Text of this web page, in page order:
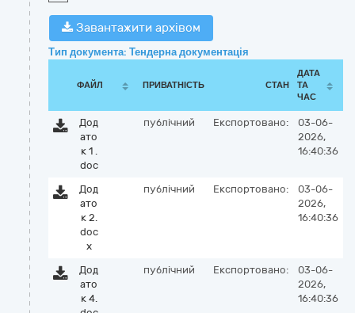
Завантажити архівом
Тип документа: Тендерна документація
ФАЙЛ ПРИВАТНІСТЬ СТАН
ДАТА
ТА
ЧАС
Дод
ато
к 1 .
doc
публічний Експортовано:
03-06-
2026,
16:40:36
Дод
ато
к 2.
doc
x
публічний Експортовано:
03-06-
2026,
16:40:36
Дод
ато
к 4.
публічний Експортовано:
03-06-
2026,
16:40:36